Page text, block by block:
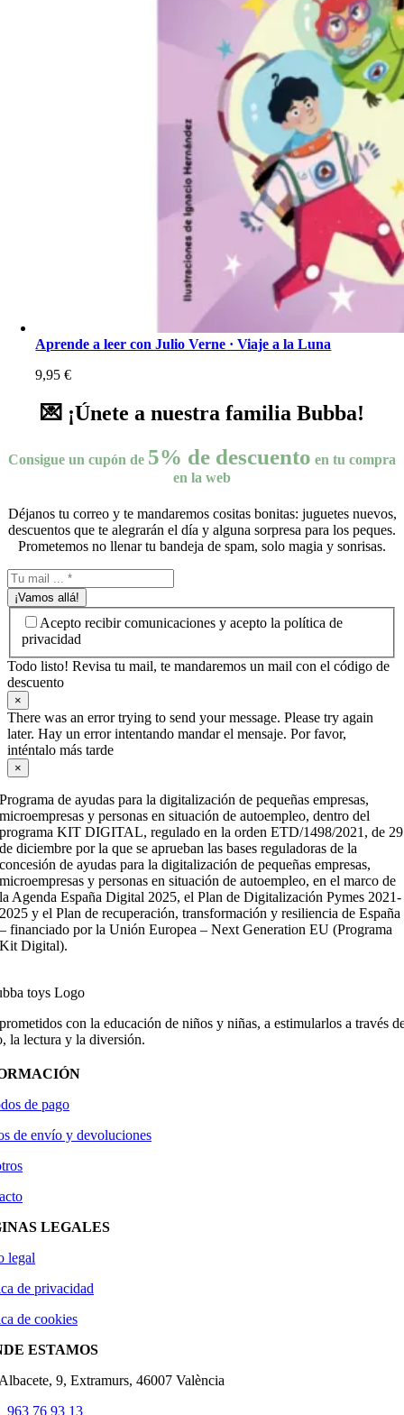
Aprende a leer con Julio Verne · Viaje a la Luna
9,95€
💌 ¡Únete a nuestra familia Bubba!
Consigue un cupón de 5% de descuento en tu compra
en la web
Déjanos tu correo y te mandaremos cositas bonitas: juguetes nuevos,
descuentos que te alegrarán el día y alguna sorpresa para los peques.
Prometemos no llenar tu bandeja de spam, solo magia y sonrisas.
¡Vamos allá!
Acepto recibir comunicaciones y acepto la política de
privacidad
Todo listo! Revisa tu mail, te mandaremos un mail con el código de
descuento
×
There was an error trying to send your message. Please try again
later. Hay un error intentando mandar el mensaje. Por favor,
inténtalo más tarde
×
Programa de ayudas para la digitalización de pequeñas empresas,
microempresas y personas en situación de autoempleo, dentro del
programa KIT DIGITAL, regulado en la orden ETD/1498/2021, de 29
de diciembre por la que se aprueban las bases reguladoras de la
concesión de ayudas para la digitalización de pequeñas empresas,
microempresas y personas en situación de autoempleo, en el marco de
la Agenda España Digital 2025, el Plan de Digitalización Pymes 2021-
2025 y el Plan de recuperación, transformación y resiliencia de España
– financiado por la Unión Europea – Next Generation EU (Programa
Kit Digital).
con la educación de niños y niñas, a estimularlos a través
la lectura y la diversión.
de pago
de envío y devoluciones
LEGALES
legal
de privacidad
de cookies
ESTAMOS
9, Extramurs, 46007 València
963 76 93 13